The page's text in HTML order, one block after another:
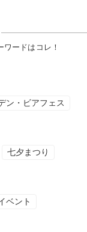
ードはコレ！
ン・ビアフェス
七夕まつり
ベント